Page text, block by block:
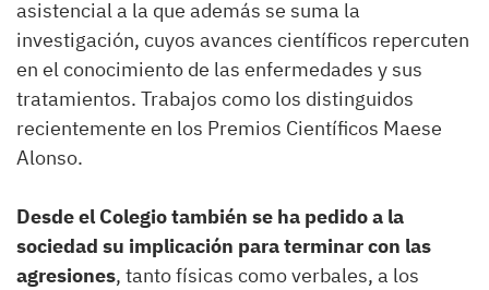
asistencial a la que además se suma la
investigación, cuyos avances científicos repercuten
en el conocimiento de las enfermedades y sus
tratamientos. Trabajos como los distinguidos
recientemente en los Premios Científicos Maese
Alonso.
Desde el Colegio también se ha pedido a la
sociedad su implicación para terminar con las
agresiones, tanto físicas como verbales, a los